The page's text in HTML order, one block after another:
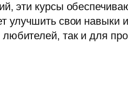
эти курсы
улучшить свои навыки
так и для